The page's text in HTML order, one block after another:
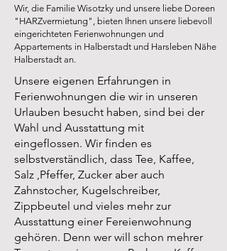
Wir, die Familie Wisotzky und unsere liebe Doreen
"HARZvermietung" , bieten Ihnen unsere liebevoll
eingerichteten Ferienwohnungen und
Appartements in Halberstadt und Harsleben Nähe
Halberstadt an.
Unsere eigenen Erfahrungen in
Ferienwohnungen die wir in unseren
Urlauben besucht haben, sind bei der
Wahl und Ausstattung mit
eingeflossen. Wir finden es
selbstverständlich, dass Tee, Kaffee,
Salz ,Pfeffer, Zucker aber auch
Zahnstocher, Kugelschreiber,
Zippbeutel und vieles mehr zur
Ausstattung einer Fereienwohnung
gehören. Denn wer will schon mehrer